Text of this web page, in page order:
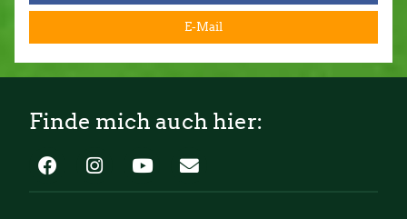
E-Mail
Finde mich auch hier: